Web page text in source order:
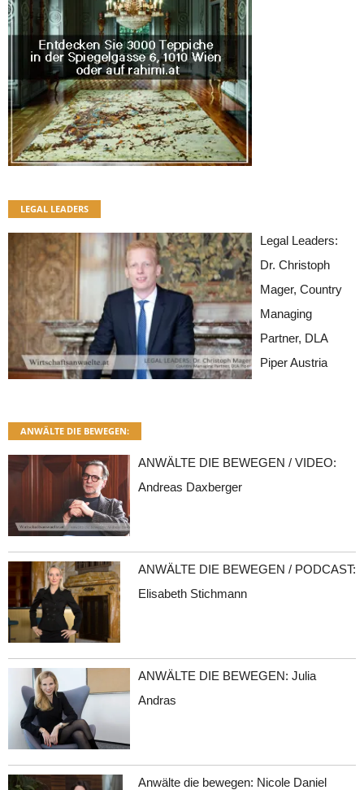
LEGAL LEADERS
Legal Leaders:
Dr. Christoph
Mager, Country
Managing
Partner, DLA
Piper Austria
ANWÄLTE DIE BEWEGEN:
ANWÄLTE DIE BEWEGEN / VIDEO:
Andreas Daxberger
ANWÄLTE DIE BEWEGEN / PODCAST:
Elisabeth Stichmann
ANWÄLTE DIE BEWEGEN: Julia
Andras
Anwälte die bewegen: Nicole Daniel